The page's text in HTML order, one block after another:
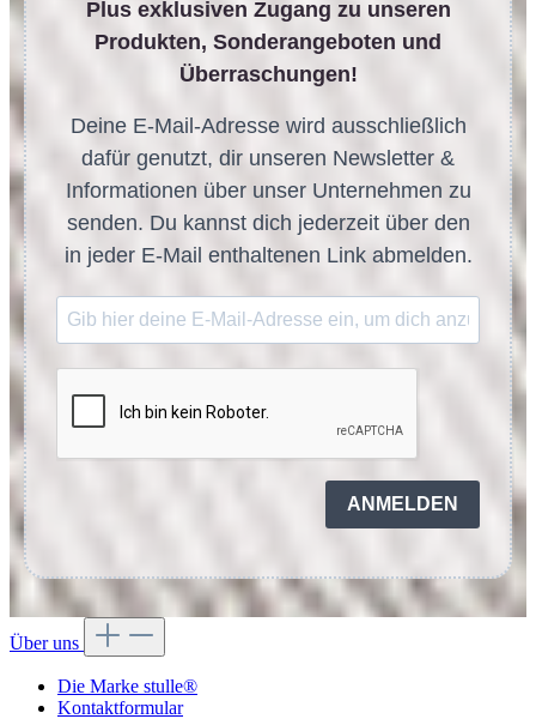
Plus exklusiven Zugang zu unseren
Produkten, Sonderangeboten und
Überraschungen!
Deine E-Mail-Adresse wird ausschließlich
dafür genutzt, dir unseren Newsletter &
Informationen über unser Unternehmen zu
senden. Du kannst dich jederzeit über den
in jeder E-Mail enthaltenen Link abmelden.
ANMELDEN
Über uns
Die Marke stulle®
Kontaktformular